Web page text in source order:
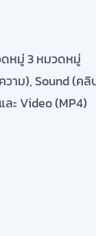
หมู่ 3 หมวดหมู่
าม), Sound (คลิ
ละ Video (MP4)